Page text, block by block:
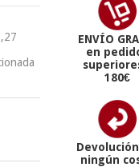
ENVÍO
en
180€
ningún